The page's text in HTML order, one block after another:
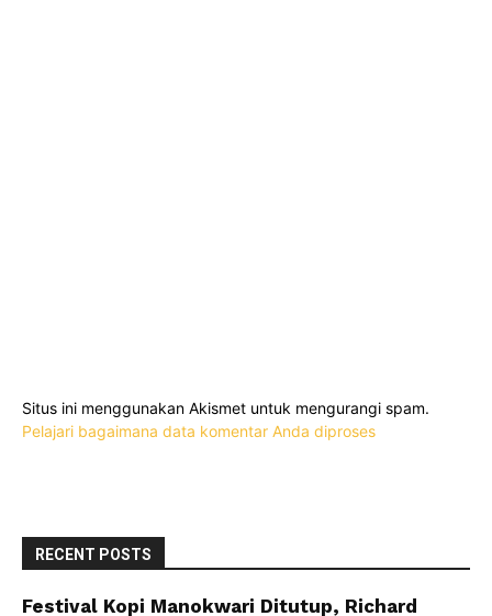
Situs ini menggunakan Akismet untuk mengurangi spam.
Pelajari bagaimana data komentar Anda diproses
RECENT POSTS
Festival Kopi Manokwari Ditutup, Richard